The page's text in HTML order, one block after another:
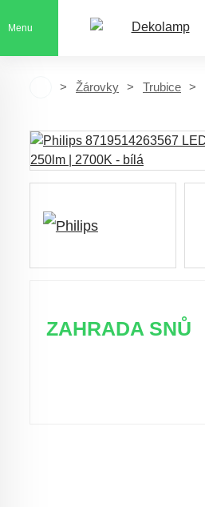
Menu
Žárovky Trubice
ZAHRADA SNŮ